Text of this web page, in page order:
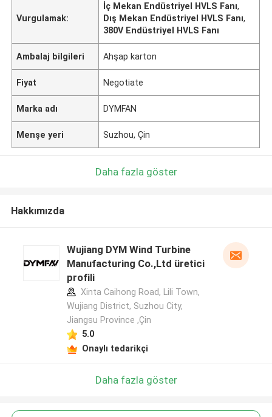
Vurgulamak:
İç Mekan Endüstriyel HVLS Fanı,
Dış Mekan Endüstriyel HVLS Fanı,
380V Endüstriyel HVLS Fanı
Ambalaj bilgileri Ahşap karton
Fiyat Negotiate
Marka adı DYMFAN
Menşe yeri Suzhou, Çin
Daha fazla göster
Hakkımızda
Wujiang DYM Wind Turbine
Manufacturing Co.,Ltd üretici
profili
Xinta Caihong Road, Lili Town,
Wujiang District, Suzhou City,
Jiangsu Province ,Çin
5.0
Onaylı tedarikçi
Daha fazla göster